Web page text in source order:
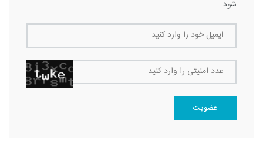
شود
ایمیل خود را وارد کنید
عدد امنیتی را وارد کنید
عضویت